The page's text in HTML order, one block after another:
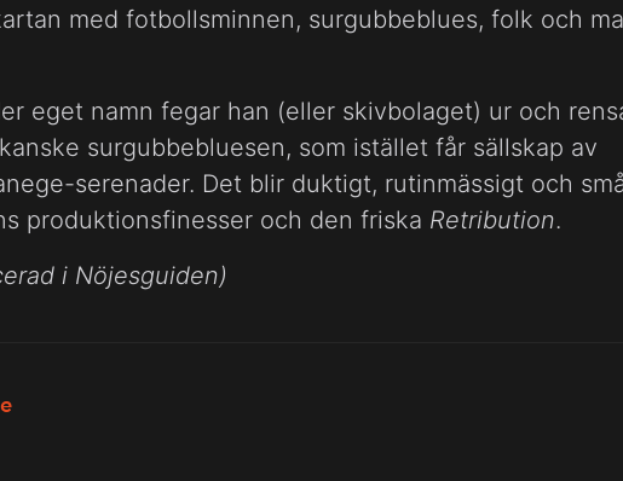
med fotbollsminnen, surgubbeblues, folk och
eget namn fegar han (eller skivbolaget) ur och
surgubbebluesen, som istället får sällskap av
serenader. Det blir duktigt, rutinmässigt och
produktionsfinesser och den friska Retribution.
i Nöjesguiden)